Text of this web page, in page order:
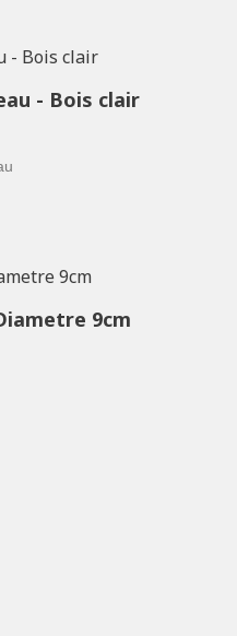
- Bois clair
9cm